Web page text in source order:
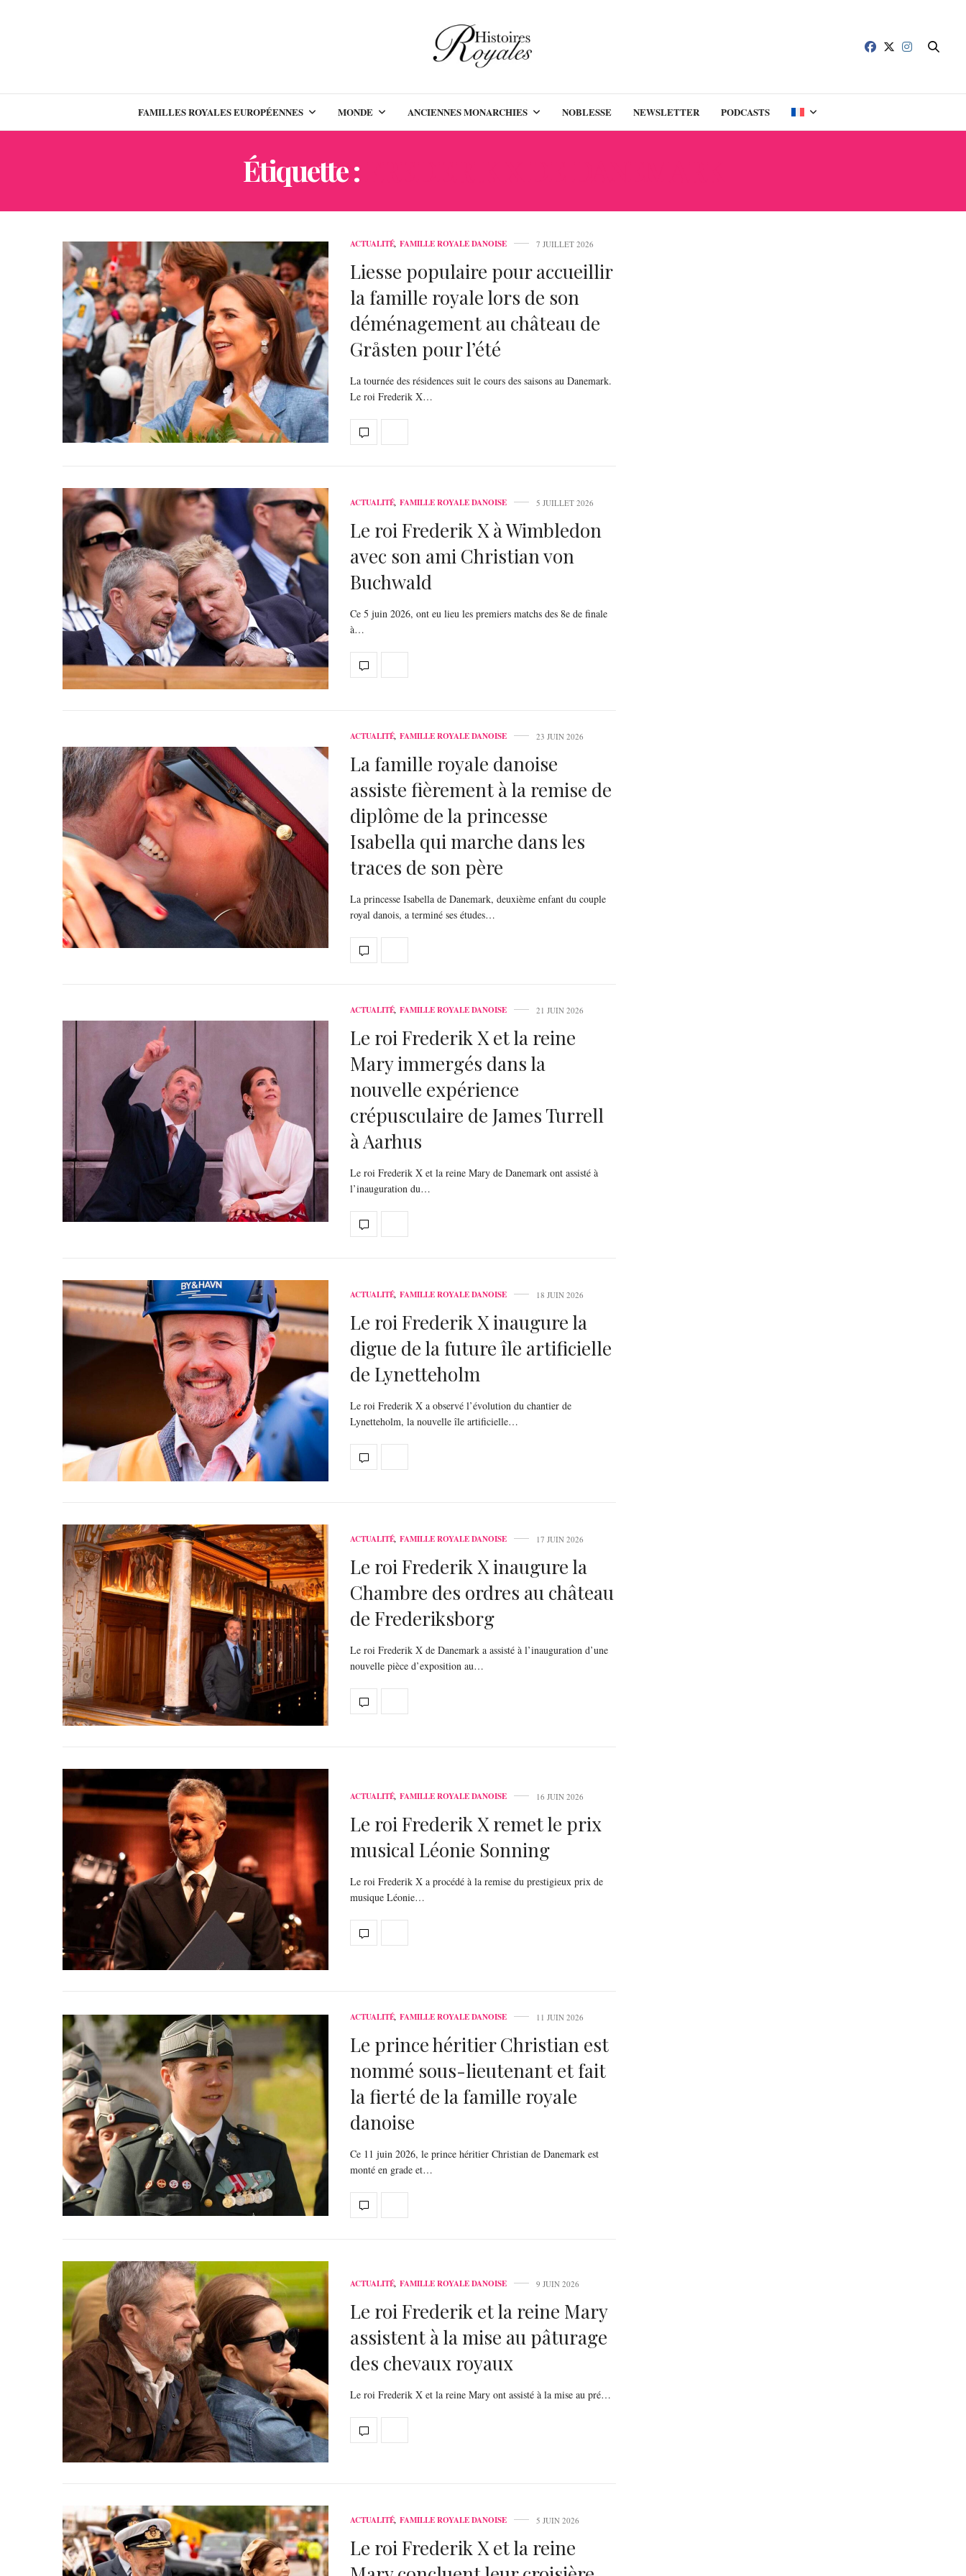
FAMILLES ROYALES EUROPÉENNES MONDE ANCIENNES MONARCHIES NOBLESSE NEWSLETTER PODCASTS
Étiquette :
ACTUALITÉ, FAMILLE ROYALE DANOISE 7 JUILLET 2026
Liesse populaire pour accueillir
la famille royale lors de son
déménagement au château de
Gråsten pour l’été
La tournée des résidences suit le cours des saisons au Danemark.
Le roi Frederik X…
ACTUALITÉ, FAMILLE ROYALE DANOISE 5 JUILLET 2026
Le roi Frederik X à Wimbledon
avec son ami Christian von
Buchwald
Ce 5 juin 2026, ont eu lieu les premiers matchs des 8e de finale
à…
ACTUALITÉ, FAMILLE ROYALE DANOISE 23 JUIN 2026
La famille royale danoise
assiste fièrement à la remise de
diplôme de la princesse
Isabella qui marche dans les
traces de son père
La princesse Isabella de Danemark, deuxième enfant du couple
royal danois, a terminé ses études…
ACTUALITÉ, FAMILLE ROYALE DANOISE 21 JUIN 2026
Le roi Frederik X et la reine
Mary immergés dans la
nouvelle expérience
crépusculaire de James Turrell
à Aarhus
Le roi Frederik X et la reine Mary de Danemark ont assisté à
l’inauguration du…
ACTUALITÉ, FAMILLE ROYALE DANOISE 18 JUIN 2026
Le roi Frederik X inaugure la
digue de la future île artificielle
de Lynetteholm
Le roi Frederik X a observé l’évolution du chantier de
Lynetteholm, la nouvelle île artificielle…
ACTUALITÉ, FAMILLE ROYALE DANOISE 17 JUIN 2026
Le roi Frederik X inaugure la
Chambre des ordres au château
de Frederiksborg
Le roi Frederik X de Danemark a assisté à l’inauguration d’une
nouvelle pièce d’exposition au…
ACTUALITÉ, FAMILLE ROYALE DANOISE 16 JUIN 2026
Le roi Frederik X remet le prix
musical Léonie Sonning
Le roi Frederik X a procédé à la remise du prestigieux prix de
musique Léonie…
ACTUALITÉ, FAMILLE ROYALE DANOISE 11 JUIN 2026
Le prince héritier Christian est
nommé sous-lieutenant et fait
la fierté de la famille royale
danoise
Ce 11 juin 2026, le prince héritier Christian de Danemark est
monté en grade et…
ACTUALITÉ, FAMILLE ROYALE DANOISE 9 JUIN 2026
Le roi Frederik et la reine Mary
assistent à la mise au pâturage
des chevaux royaux
Le roi Frederik X et la reine Mary ont assisté à la mise au pré…
ACTUALITÉ, FAMILLE ROYALE DANOISE 5 JUIN 2026
Le roi Frederik X et la reine